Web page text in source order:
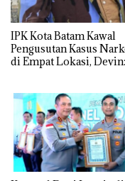
IPK Kota Batam Kawal
Pengusutan Kasus
di Empat Lokasi,